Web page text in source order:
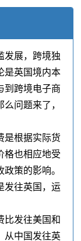
发展，跨境独
是英国境内本
到跨境电子商
问题来了，
是根据实际货
格也相应地受
策的影响。
发往英国，运
比发往美国和
从中国发往英